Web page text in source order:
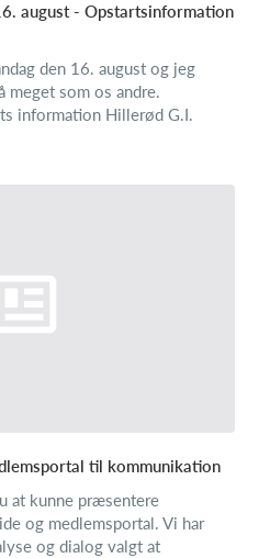
august - Opstartsinformation
den 16. august og jeg
meget som os andre.
information Hillerød G.I.
til kommunikation
at kunne præsentere
og medlemsportal. Vi har
og dialog valgt at